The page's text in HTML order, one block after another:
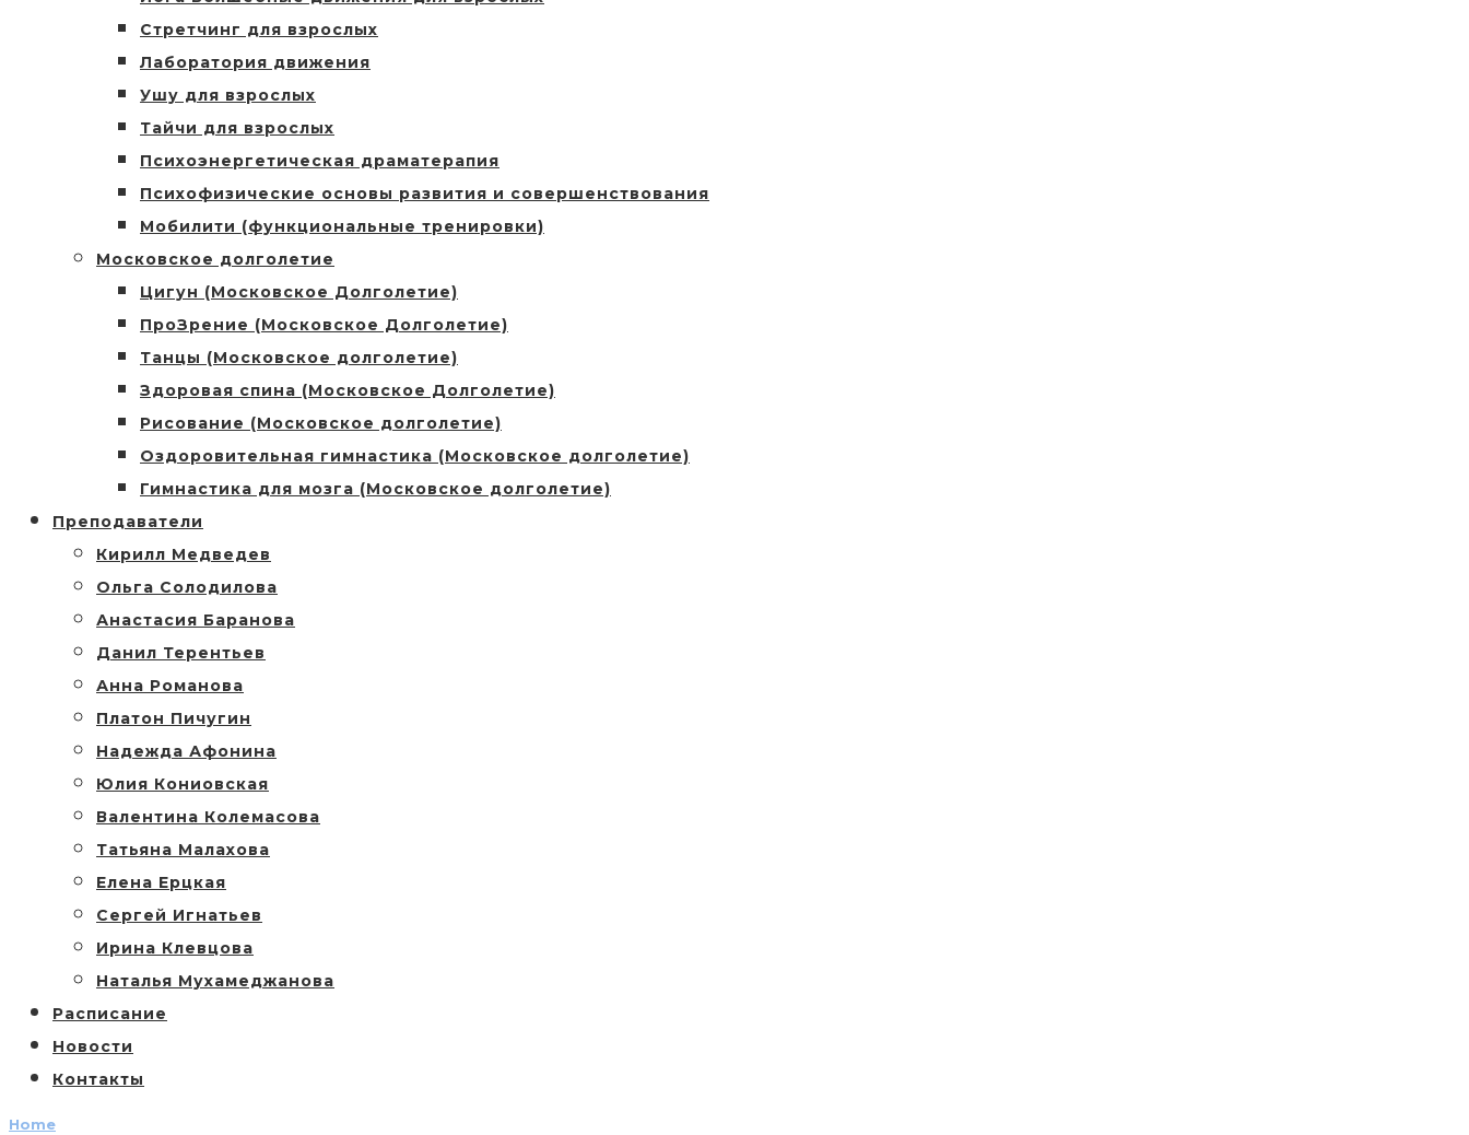
Стретчинг для взрослых
Лаборатория движения
Ушу для взрослых
Тайчи для взрослых
Психоэнергетическая драматерапия
Психофизические основы развития и совершенствования
Мобилити (функциональные тренировки)
Московское долголетие
Цигун (Московское Долголетие)
ПроЗрение (Московское Долголетие)
Танцы (Московское долголетие)
Здоровая спина (Московское Долголетие)
Рисование (Московское долголетие)
Оздоровительная гимнастика (Московское долголетие)
Гимнастика для мозга (Московское долголетие)
Преподаватели
Кирилл Медведев
Ольга Солодилова
Анастасия Баранова
Данил Терентьев
Анна Романова
Платон Пичугин
Надежда Афонина
Юлия Кониовская
Валентина Колемасова
Татьяна Малахова
Елена Ерцкая
Сергей Игнатьев
Ирина Клевцова
Наталья Мухамеджанова
Расписание
Новости
Контакты
Home